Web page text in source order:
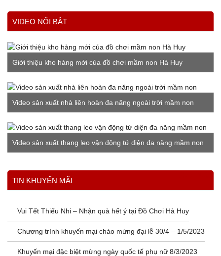
VIDEO NỔI BẬT
Giới thiệu kho hàng mới của đồ chơi mầm non Hà Huy
Video sản xuất nhà liên hoàn đa năng ngoài trời mầm non
Video sản xuất thang leo vận động tứ diện đa năng mầm non
Xem thêm
TIN KHUYẾN MÃI
Vui Tết Thiếu Nhi – Nhận quà hết ý tại Đồ Chơi Hà Huy
Chương trình khuyến mại chào mừng đại lễ 30/4 – 1/5/2023
Khuyến mại đặc biệt mừng ngày quốc tế phụ nữ 8/3/2023